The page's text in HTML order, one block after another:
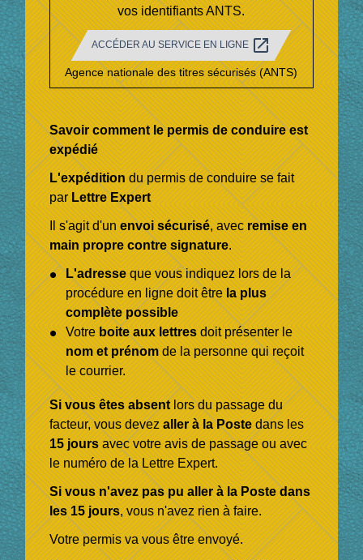
vos identifiants ANTS.
ACCÉDER AU SERVICE EN LIGNE open_in_new
Agence nationale des titres sécurisés (ANTS)
Savoir comment le permis de conduire est
expédié
L'expéditiondu permis de conduire se fait
parLettre Expert
Il s'agit d'unenvoi sécurisé, avecremise en
main propre contre signature.
L'adresseque vous indiquez lors de la
procédure en ligne doit êtrela plus
complète possible
Votreboite aux lettresdoit présenter le
nom et prénomde la personne qui reçoit
le courrier.
Si vous êtes absentlors du passage du
facteur, vous devezaller à la Postedans les
15 joursavec votre avis de passage ou avec
le numéro de la Lettre Expert.
Si vous n'avez pas pu aller à la Poste dans
les 15 jours, vous n'avez rien à faire.
Votre permis va vous être envoyé.